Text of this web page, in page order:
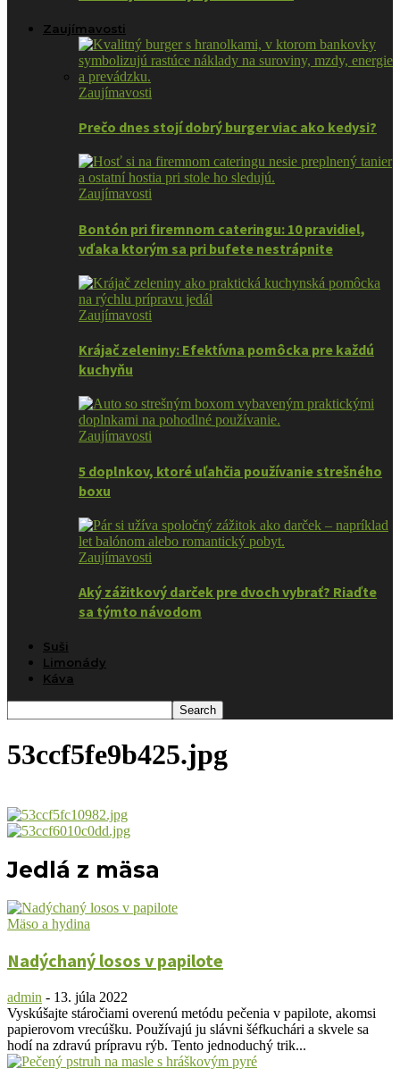
Zaujímavosti
Zaujímavosti
Prečo dnes stojí dobrý burger viac ako kedysi?
Zaujímavosti
Bontón pri firemnom cateringu: 10 pravidiel,
vďaka ktorým sa pri bufete nestrápnite
Zaujímavosti
Krájač zeleniny: Efektívna pomôcka pre každú
kuchyňu
Zaujímavosti
5 doplnkov, ktoré uľahčia používanie strešného
boxu
Zaujímavosti
Aký zážitkový darček pre dvoch vybrať? Riaďte
sa týmto návodom
Suši
Limonády
Káva
53ccf5fe9b425.jpg
Jedlá z mäsa
Mäso a hydina
Nadýchaný losos v papilote
admin - 13. júla 2022
Vyskúšajte stáročiami overenú metódu pečenia v papilote, akomsi
papierovom vrecúšku. Používajú ju slávni šéfkuchári a skvele sa
hodí na zdravú prípravu rýb. Tento jednoduchý trik...